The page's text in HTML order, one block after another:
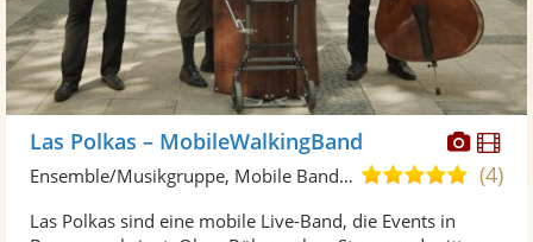
Las Polkas – MobileWalkingBand
4,9(4)
Ensemble/Musikgruppe, Mobile Band/Walking Act
Las Polkas sind eine mobile Live-Band, die Events in